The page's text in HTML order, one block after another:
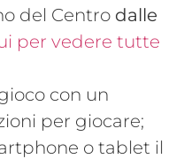
del Centro dalle
per vedere tutte
con un
per giocare;
o tablet il